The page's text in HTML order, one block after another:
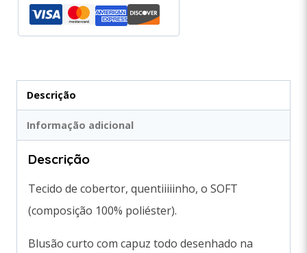
Descrição
Informação adicional
Descrição
Tecido de cobertor, quentiiiiinho, o SOFT
(composição 100% poliéster).
Blusão curto com capuz todo desenhado na